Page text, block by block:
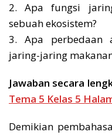
2. Apa fungsi
sebuah ekosistem?
3. Apa perbedaan
jaring-jaring
Jawaban secara
Tema 5 Kelas 5
Demikian